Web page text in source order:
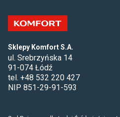
Sklepy Komfort S.A.
ul. Srebrzyńska 14
91-074 Łódź
tel. +48 532 220 427
NIP 851-29-91-593